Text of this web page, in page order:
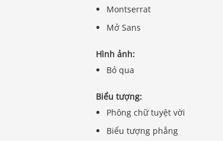
Montserrat
Mở Sans
Hình ảnh:
Bỏ qua
Biểu tượng:
Phông chữ tuyệt vời
Biểu tượng phẳng